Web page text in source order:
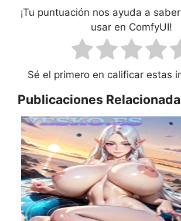
¡Tu puntuación nos ayuda a
usar en ComfyUI!
Sé el primero en calificar estas
Publicaciones